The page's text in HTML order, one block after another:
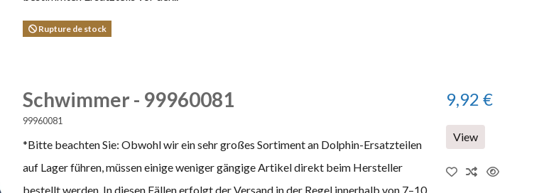
Rupture de stock
Schwimmer - 99960081
99960081
*Bitte beachten Sie: Obwohl wir ein sehr großes Sortiment an Dolphin-Ersatzteilen
auf Lager führen, müssen einige weniger gängige Artikel direkt beim Hersteller
bestellt werden. In diesen Fällen erfolgt der Versand in der Regel innerhalb von 7–10
9,92 €
View